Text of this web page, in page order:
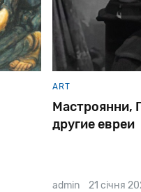
ART
Мастроянни,
другие евреи
admin 21 січня